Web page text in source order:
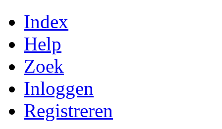
Index
Help
Zoek
Inloggen
Registreren